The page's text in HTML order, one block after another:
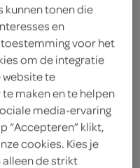
zichtbaar bij de
automatisch
kunnen tonen die
en
toestemming voor het
om de integratie
website te
maken en te helpen
media-ervaring
“Accepteren” klikt,
cookies. Kies je
alleen de strikt